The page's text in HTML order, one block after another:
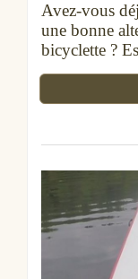
Avez-vous
une bonne
bicyclette ?